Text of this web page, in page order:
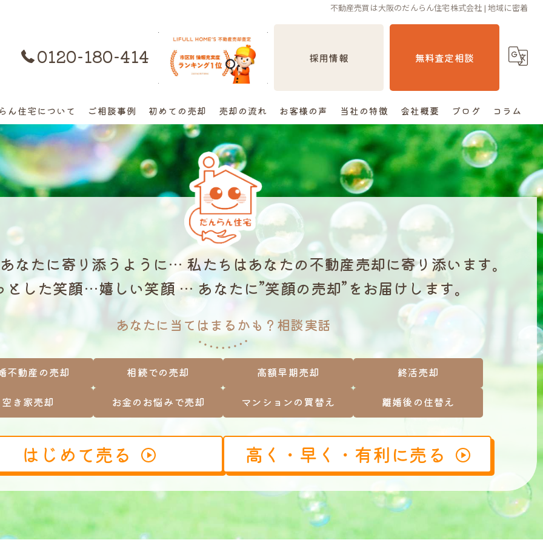
不動産売買は大阪のだんらん住宅株式会社 | 地域に密着
0120-180-414 購入はコチラ 採用情報 無料査定相談
ん住宅について ご相談事例
離婚不動産の売却相談
相続の相談
空き家の相談
お金のお悩みで売却相談
マンショントラブルでの買替え相談
初めての売却 売却の流れ お客様の声 当社の特徴
売却
相続
空き家
住み替え
査定
会社概要 ブログ コラム
なたに寄り添うように… 私たちはあなたの不動産売却に寄り添います。
とした笑顔…嬉しい笑顔 … あなたに”笑顔の売却”をお届けします。
あなたに当てはまるかも？相談実話
不動産の売却 相続での売却 高額早期売却 終活売却
空き家売却 お金のお悩みで売却 マンションの買替え 離婚後の住替え
はじめて売る 高く・早く・有利に売る